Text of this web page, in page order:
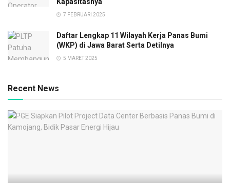
Kapasitasnya
7 FEBRUARI 2025
Daftar Lengkap 11 Wilayah Kerja Panas Bumi
(WKP) di Jawa Barat Serta Detilnya
5 MARET 2025
Recent News